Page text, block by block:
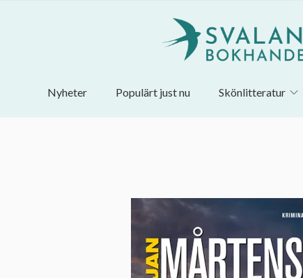
Nyheter Populärt just nu Skönlitteratur